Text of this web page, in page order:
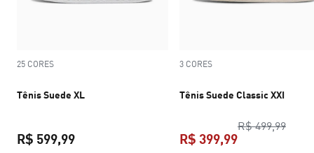
25 CORES
Tênis Suede XL
R$ 599,99
3 CORES
Tênis Suede Classic XXI
R$ 499,99
R$ 399,99